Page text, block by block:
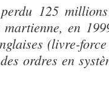
125
en
(livre-
ordres en